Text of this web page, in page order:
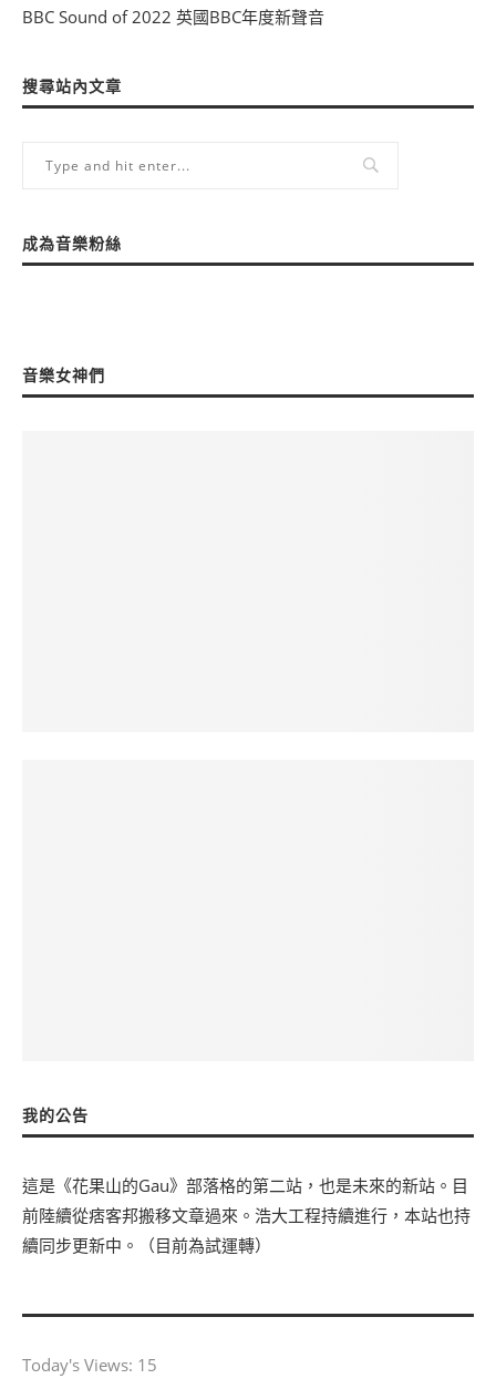
BBC Sound of 2022 英國BBC年度新聲音
搜尋站內文章
成為音樂粉絲
音樂女神們
我的公告
這是《花果山的Gau》部落格的第二站，也是未來的新站。目
前陸續從痞客邦搬移文章過來。浩大工程持續進行，本站也持
續同步更新中。（目前為試運轉）
Today's Views: 15